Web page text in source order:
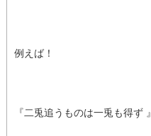
例えば！
『二兎追うものは一兎も得ず 』